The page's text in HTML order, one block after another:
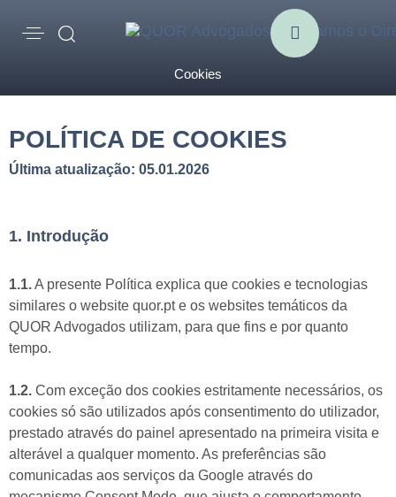
Cookies
POLÍTICA DE COOKIES
Última atualização: 05.01.2026
1. Introdução
1.1.A presente Política explica que cookies e tecnologias
similares o website quor.pt e os websites temáticos da
QUOR Advogados utilizam, para que fins e por quanto
tempo.
1.2. Com exceção dos cookies estritamente necessários, os
cookies só são utilizados após consentimento do utilizador,
prestado através do painel apresentado na primeira visita e
alterável a qualquer momento. As preferências são
comunicadas aos serviços da Google através do